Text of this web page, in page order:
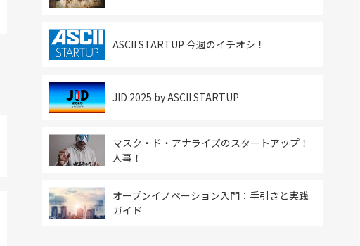
ASCII STARTUP 今週のイチオシ！
JID 2025 by ASCII STARTUP
マスク・ド・アナライズのスタートアップ！
人事！
オープンイノベーション入門：手引きと実践
ガイド